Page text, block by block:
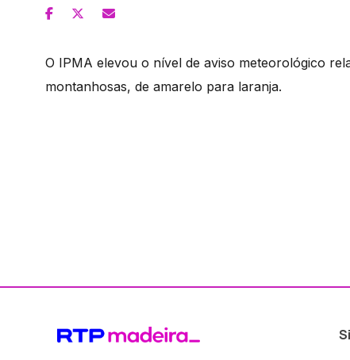
O IPMA elevou o nível de aviso meteorológico
montanhosas, de amarelo para laranja.